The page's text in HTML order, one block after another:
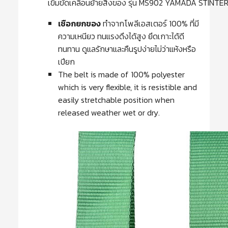
เข็มขัดเคลื่อนย้ายสิ่งของ รุ่น MS902 YAMADA
เชือกยกของทำจากโพลีเอสเตอร์ 100% ที่มี
ความเหนียว ทนแรงดึงได้สูง ยึดเกาะได้ดี
ทนทาน ดูแลรักษาและคืนรูปง่ายไม่ว่าแห้งหรือ
เปียก
The belt is made of 100% polyester
which is very flexible, it is resistible and
easily stretchable position when
released weather wet or dry.